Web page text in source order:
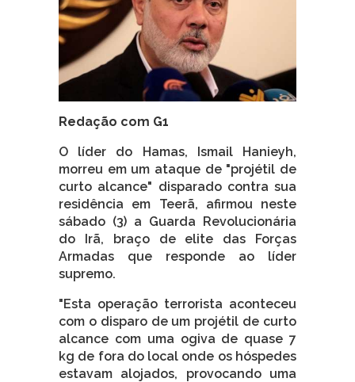
Redação com G1
O líder do Hamas, Ismail Hanieyh,
morreu em um ataque de "projétil de
curto alcance" disparado contra sua
residência em Teerã, afirmou neste
sábado (3) a Guarda Revolucionária
do Irã, braço de elite das Forças
Armadas que responde ao líder
supremo.
"Esta operação terrorista aconteceu
com o disparo de um projétil de curto
alcance com uma ogiva de quase 7
kg de fora do local onde os hóspedes
estavam alojados, provocando uma